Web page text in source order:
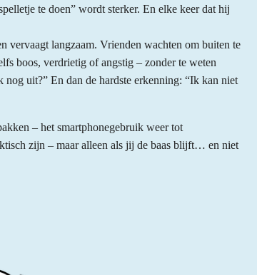
te doen” wordt sterker. En elke keer dat hij
vervaagt langzaam. Vrienden wachten om buiten te
boos, verdrietig of angstig – zonder te weten
uit?” En dan de hardste erkenning: “Ik kan niet
– het smartphonegebruik weer tot
zijn – maar alleen als jij de baas blijft… en niet